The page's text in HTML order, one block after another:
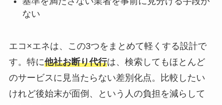
ない
エコ×エネは、この3つをまとめて軽くする設計で
す。特に他社お断り代行は、検索してもほとんど
のサービスに見当たらない差別化点。比較したい
けれど後始末が面倒、という人の負担を減らして